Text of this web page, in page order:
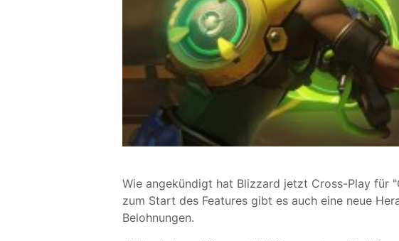
Wie angekündigt hat Blizzard jetzt Cross-Play für
zum Start des Features gibt es auch eine neue
Belohnungen.